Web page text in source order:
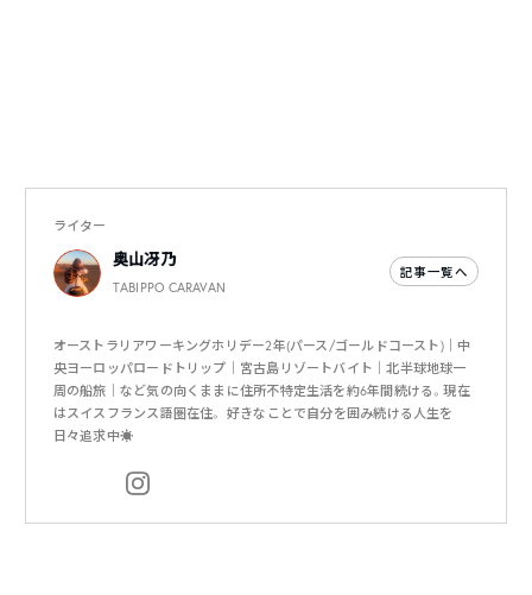
ライター
奥山冴乃
TABIPPO CARAVAN
記事一覧へ
オーストラリアワーキングホリデー2年(パース/ゴールドコースト)｜中
央ヨーロッパロードトリップ｜宮古島リゾートバイト｜北半球地球一
周の船旅｜など気の向くままに住所不特定生活を約6年間続ける。現在
はスイスフランス語圏在住。 好きなことで自分を囲み続ける人生を
日々追求中☀️